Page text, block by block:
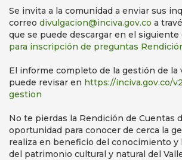
Se invita a la comunidad a enviar sus
correo divulgacion@inciva.gov.co a
que se puede descargar en el siguiente
para inscripción de preguntas
El informe completo de la gestión de la
puede revisar en https://inciva.gov.co/
gestion
No te pierdas la Rendición de Cuentas
oportunidad para conocer de cerca la
realiza en beneficio del conocimiento y
del patrimonio cultural y natural del